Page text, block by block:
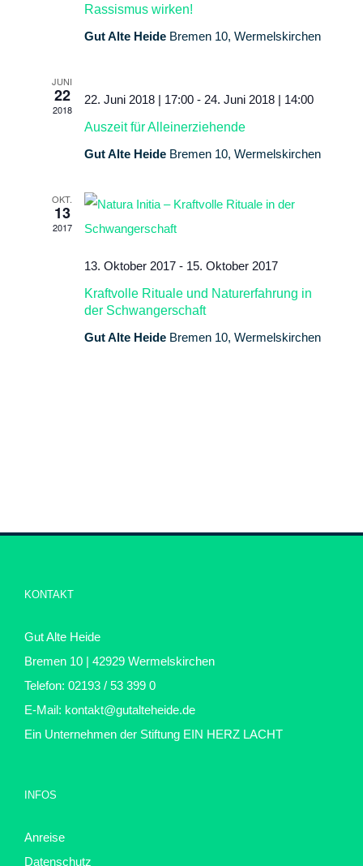
Rassismus wirken!
Gut Alte Heide Bremen 10, Wermelskirchen
JUNI
22
2018
22. Juni 2018 | 17:00- 24. Juni 2018 | 14:00
Auszeit für Alleinerziehende
Gut Alte Heide Bremen 10, Wermelskirchen
OKT.
13
2017
13. Oktober 2017- 15. Oktober 2017
Kraftvolle Rituale und Naturerfahrung in
der Schwangerschaft
Gut Alte Heide Bremen 10, Wermelskirchen
KONTAKT
Gut Alte Heide
Bremen 10 | 42929 Wermelskirchen
Telefon: 02193 / 53 399 0
E-Mail: kontakt@gutalteheide.de
Ein Unternehmen der Stiftung EIN HERZ LACHT
INFOS
Anreise
Datenschutz